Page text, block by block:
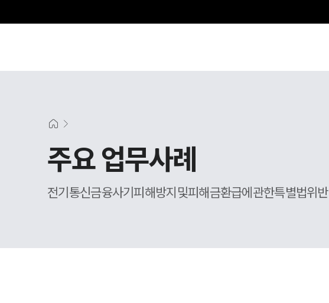
주요 업무사례
전기통신금융사기피해방지및피해금환급에관한특별법위반